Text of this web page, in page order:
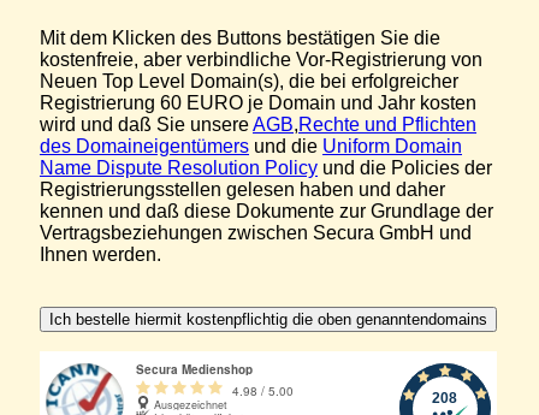
Mit dem Klicken des Buttons bestätigen Sie die
kostenfreie, aber verbindliche Vor-Registrierung von
Neuen Top Level Domain(s), die bei erfolgreicher
Registrierung 60 EURO je Domain und Jahr kosten
wird und daß Sie unsereAGB,Rechte und Pflichten
des Domaineigentümers und die Uniform Domain
Name Dispute Resolution Policy und die Policies der
Registrierungsstellen gelesen haben und daher
kennen und daß diese Dokumente zur Grundlage der
Vertragsbeziehungen zwischen Secura GmbH und
Ihnen werden.